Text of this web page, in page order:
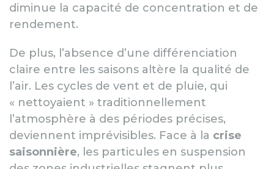
diminue la capacité de concentration et de
rendement.
De plus, l’absence d’une différenciation
claire entre les saisons altère la qualité de
l’air. Les cycles de vent et de pluie, qui
« nettoyaient » traditionnellement
l’atmosphère à des périodes précises,
deviennent imprévisibles. Face à la crise
saisonnière, les particules en suspension